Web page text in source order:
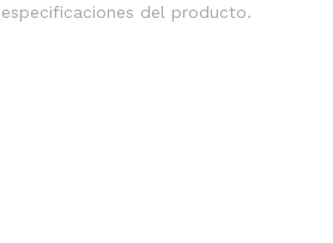
especificaciones del producto.